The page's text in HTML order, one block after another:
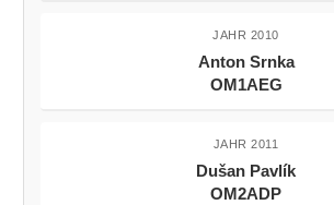
JAHR 2010
Anton Srnka
OM1AEG
JAHR 2011
Dušan Pavlík
OM2ADP